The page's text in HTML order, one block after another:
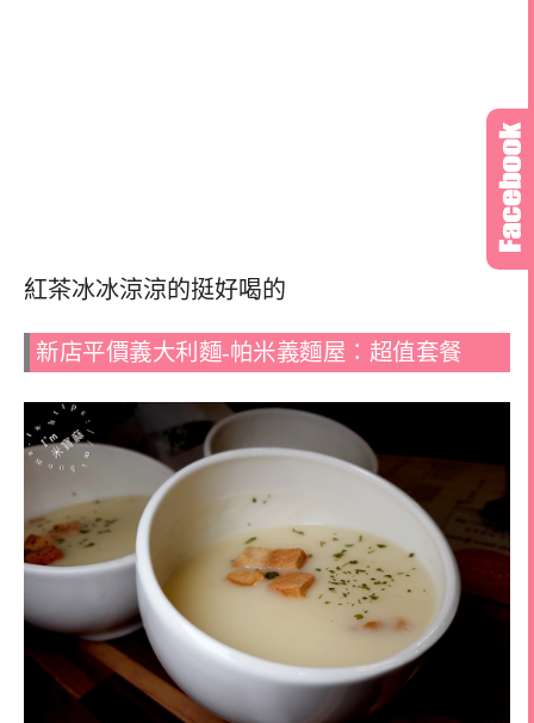
紅茶冰冰涼涼的挺好喝的
新店平價義大利麵-帕米義麵屋：超值套餐